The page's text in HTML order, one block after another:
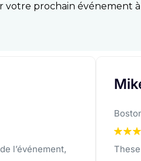
votre prochain événement à
men band !
Lyon
Une